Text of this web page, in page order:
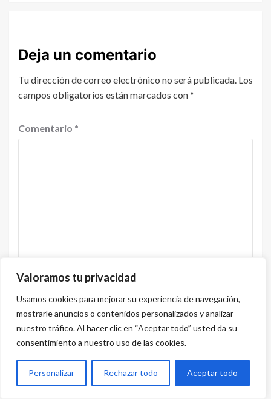
Valoramos tu privacidad
Usamos cookies para mejorar su experiencia de navegación,
mostrarle anuncios o contenidos personalizados y analizar
nuestro tráfico. Al hacer clic en “Aceptar todo” usted da su
consentimiento a nuestro uso de las cookies.
Personalizar Rechazar todo Aceptar todo
Deja un comentario
Tu dirección de correo electrónico no será publicada. Los
campos obligatorios están marcados con*
Comentario *
electrónico *